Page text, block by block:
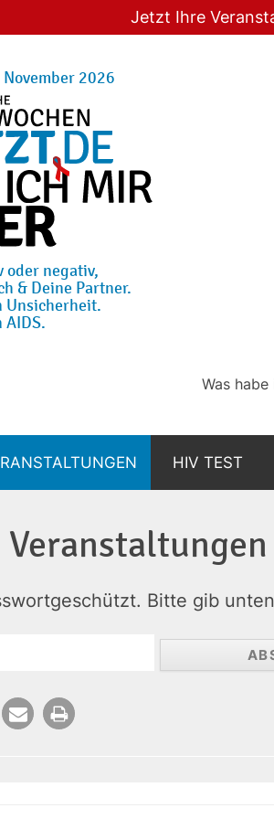
Jetzt Ihre
2026
oder negativ,
& Deine Partner.
Unsicherheit.
AIDS.
Was
HIV TEST
WO?
UND DANN?
Bitte gib